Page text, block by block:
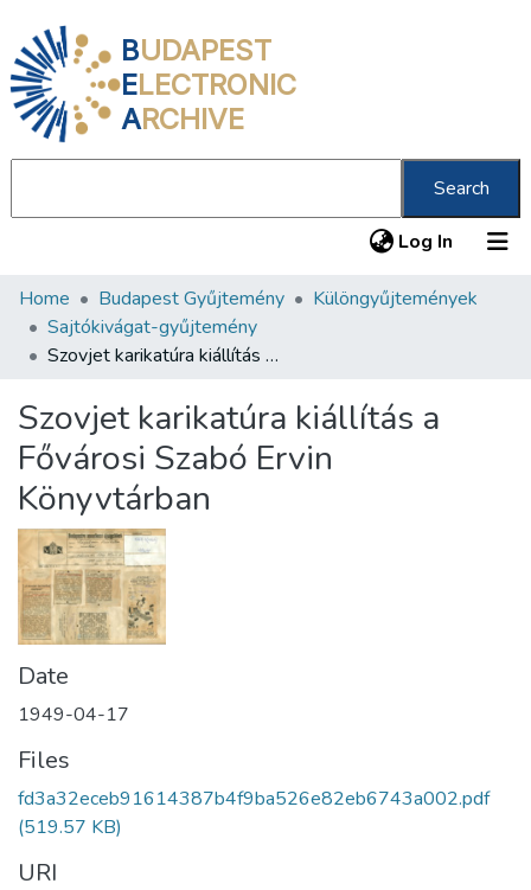
BUDAPEST
ELECTRONIC
ARCHIVE
Search
Log In (current)
Communities & Collections
All of DSpace
About us
Home Budapest Gyűjtemény
Különgyűjtemények
Sajtókivágat-gyűjtemény
Szovjet karikatúra kiállítás a Fővárosi Szabó Ervin Könyvtárban
Szovjet karikatúra kiállítás a
Fővárosi Szabó Ervin
Könyvtárban
Date
1949-04-17
Files
fd3a32eceb91614387b4f9ba526e82eb6743a002.pdf
(519.57 KB)
URI